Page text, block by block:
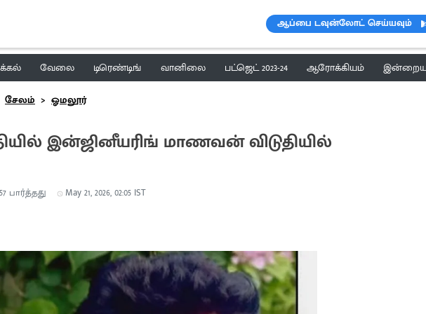
ஆப்பை டவுன்லோட் செய்யவும்
வேலை டிரெண்டிங் வானிலை பட்ஜெட் 2023-24 ஆரோக்கியம் இன்றைய
சேலம் ஓமலூர்
இன்ஜினீயரிங் மாணவன் விடுதியில்
பார்த்தது May 21, 2026, 02:05 IST